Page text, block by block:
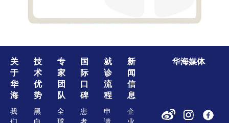
关
于
华
海
我
们
技
术
优
势
黑
白
专
家
团
队
全
球
国
际
口
碑
患
者
就
诊
流
程
申
请
新
闻
信
息
企
业
华海媒体